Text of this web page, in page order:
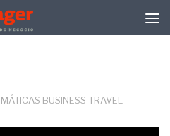
BUSINESS TRAVEL